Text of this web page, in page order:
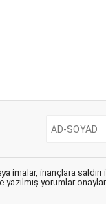
imalar, inançlara saldırı
yorumlar